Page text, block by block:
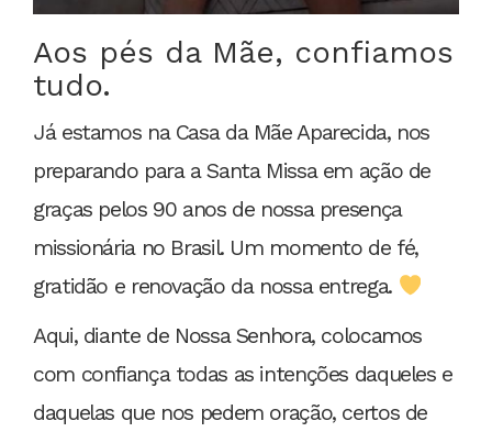
Aos pés da Mãe, confiamos
tudo.
Já estamos na Casa da Mãe Aparecida, nos
preparando para a Santa Missa em ação de
graças pelos 90 anos de nossa presença
missionária no Brasil. Um momento de fé,
gratidão e renovação da nossa entrega.
Aqui, diante de Nossa Senhora, colocamos
com confiança todas as intenções daqueles e
daquelas que nos pedem oração, certos de